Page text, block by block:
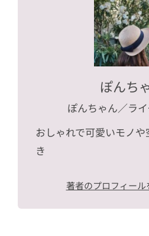
ぽんち
ぽんちゃん／ラ
おしゃれで可愛いモノ
き
著者のプロフィール